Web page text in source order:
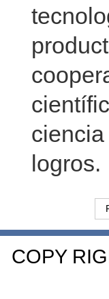
logros.
COPY